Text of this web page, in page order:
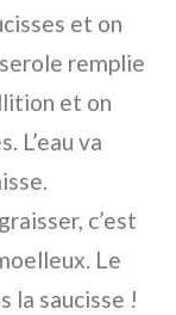
et on
remplie
et on
L’eau va
c’est
Le
la saucisse !